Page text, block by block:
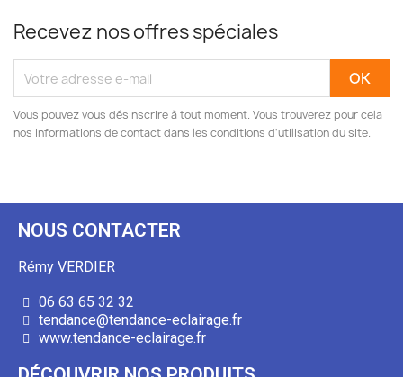
Recevez nos offres spéciales
Vous pouvez vous désinscrire à tout moment. Vous trouverez pour cela
nos informations de contact dans les conditions d'utilisation du site.
NOUS CONTACTER
Rémy VERDIER
06 63 65 32 32
tendance@tendance-eclairage.fr
www.tendance-eclairage.fr